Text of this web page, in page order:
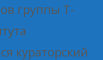
группы Т-
кураторский